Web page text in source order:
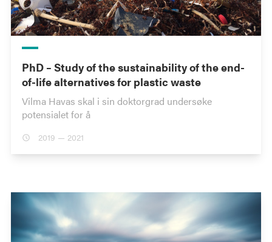
PhD – Study of the sustainability of the end-
of-life alternatives for plastic waste
Vilma Havas skal i sin doktorgrad undersøke
potensialet for å
2019 — 2021